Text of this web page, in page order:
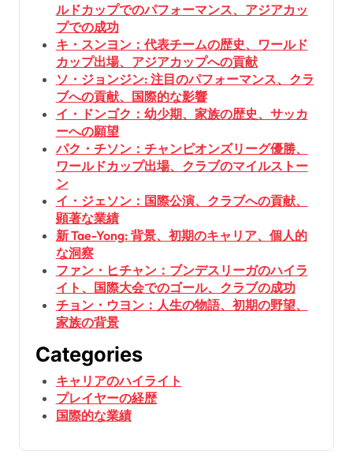
ルドカップでのパフォーマンス、アジアカッ
プでの成功
キ・スンヨン：代表チームの歴史、ワールド
カップ出場、アジアカップへの貢献
ソ・ジョンジン: 注目のパフォーマンス、クラ
ブへの貢献、国際的な影響
イ・ドンゴク：幼少期、家族の歴史、サッカ
ーへの願望
パク・チソン：チャンピオンズリーグ優勝、
ワールドカップ出場、クラブのマイルストー
ン
イ・ジェソン：国際公演、クラブへの貢献、
顕著な業績
新 Tae-Yong: 背景、初期のキャリア、個人的
な洞察
ファン・ヒチャン：ブンデスリーガのハイラ
イト、国際大会でのゴール、クラブの成功
チョン・ウヨン：人生の物語、初期の野望、
家族の背景
Categories
キャリアのハイライト
プレイヤーの経歴
国際的な業績